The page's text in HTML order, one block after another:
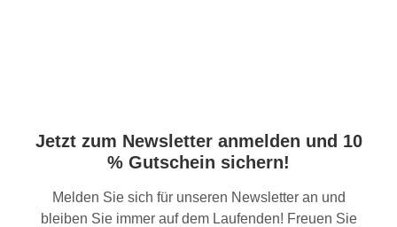
Jetzt zum Newsletter anmelden und 10
% Gutschein sichern!
Melden Sie sich für unseren Newsletter an und
bleiben Sie immer auf dem Laufenden! Freuen Sie